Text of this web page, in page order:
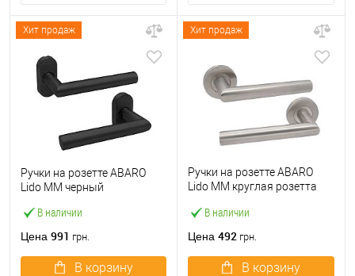
Хит продаж
В наличии
Ручки на розетте ABARO
Lido MM черный
Цена 991 грн.
В корзину
Хит продаж
В наличии
Ручки на розетте ABARO
Lido MM круглая розетта
Цена 492 грн.
В корзину